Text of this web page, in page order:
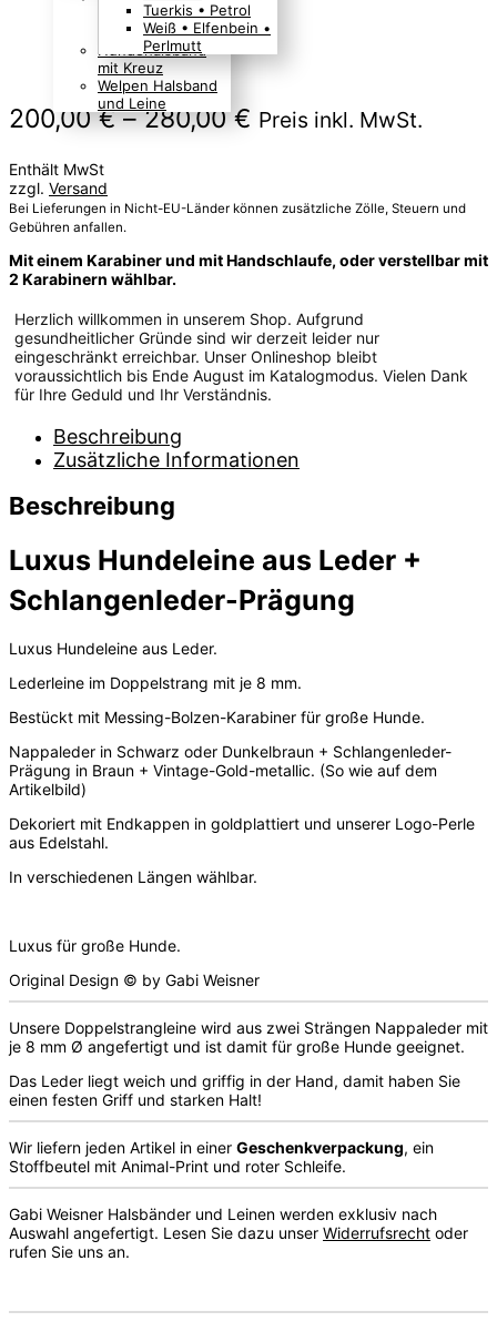
Boho Indianer
Hippie Look
Hundehalsband
mit Kreuz
Welpen Halsband
und Leine
Tuerkis • Petrol
Weiß • Elfenbein •
Perlmutt
200,00€ –280,00€ Preisspanne:
280,00 €
Preis inkl. MwSt.
Enthält MwSt
zzgl. Versand
Bei Lieferungen in Nicht-EU-Länder können zusätzliche Zölle, Steuern und
Gebühren anfallen.
Mit einem Karabiner und mit Handschlaufe, oder verstellbar mit
2 Karabinern wählbar.
Herzlich willkommen in unserem Shop. Aufgrund
gesundheitlicher Gründe sind wir derzeit leider nur
eingeschränkt erreichbar. Unser Onlineshop bleibt
voraussichtlich bis Ende August im Katalogmodus. Vielen Dank
für Ihre Geduld und Ihr Verständnis.
Beschreibung
Zusätzliche Informationen
Beschreibung
Luxus Hundeleine aus Leder +
Schlangenleder-Prägung
Luxus Hundeleine aus Leder.
Lederleine im Doppelstrang mit je 8 mm.
Bestückt mit Messing-Bolzen-Karabiner für große Hunde.
Nappaleder in Schwarz oder Dunkelbraun + Schlangenleder-
Prägung in Braun + Vintage-Gold-metallic. (So wie auf dem
Artikelbild)
Dekoriert mit Endkappen in goldplattiert und unserer Logo-Perle
aus Edelstahl.
In verschiedenen Längen wählbar.
Luxus für große Hunde.
Original Design © by Gabi Weisner
Unsere Doppelstrangleine wird aus zwei Strängen Nappaleder mit
je 8 mm Ø angefertigt und ist damit für große Hunde geeignet.
Das Leder liegt weich und griffig in der Hand, damit haben Sie
einen festen Griff und starken Halt!
Wir liefern jeden Artikel in einer Geschenkverpackung, ein
Stoffbeutel mit Animal-Print und roter Schleife.
Gabi Weisner Halsbänder und Leinen werden exklusiv nach
Auswahl angefertigt. Lesen Sie dazu unser Widerrufsrecht oder
rufen Sie uns an.